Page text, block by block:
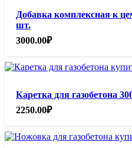
Добавка комплексная к
шт.
3000.00₽
Каретка для газобетона
2250.00₽